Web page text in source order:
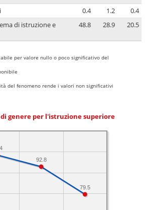
0.4 1.2
0.4
di istruzione e
48.8 28.9 20.5
per valore nullo o poco significativo del
del fenomeno rende i valori non significativi
genere per l'istruzione superiore
79.5
92.8